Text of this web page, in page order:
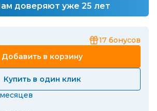
доверяют уже 25 лет
17 бонусов
Добавить в корзину
Купить в один клик